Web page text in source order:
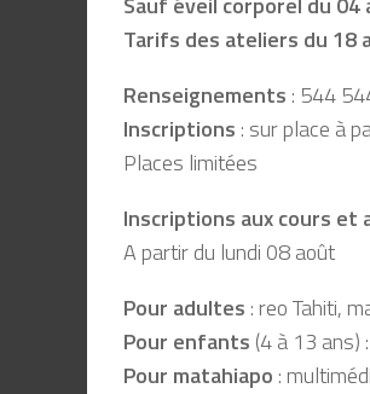
Tarifs des ateliers du 18
Renseignements : 544
Inscriptions : sur place à
Places limitées
Inscriptions aux cours et
A partir du lundi 08 août
Pour adultes : reo Tahiti,
Pour enfants (4 à 13
Pour matahiapo :